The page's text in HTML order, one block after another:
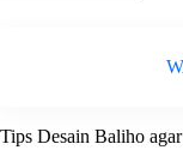
Tips Desain Baliho